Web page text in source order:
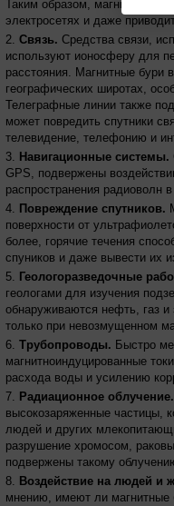
Таким образом, магнитные
электросетях и даже
Связь. Средства связи,
используют ионосферу для
расстояния. Магнитные бури
географических широтах,
Телеграфные линии также
может повредить спутники
телевидение, телефонию и
Навигационные системы.
GPS, подвержены
распространения радиоволн
Повреждение спутников.
поверхности от
более, горячие течения
спуников и даже вывести их
Геологоразведочные
геологами для изучения
обнаруживаются нефть, газ
только при невозмущенном
Трубопроводы. Быстро
магнитноиндуцированные
расхода воды и усилению
Радиационное облучение.
высокозаряженные частицы,
людей и других
разрушение хромосом,
подвержены такому
Воздействие на людей и
мнению, имеют ли магнитные